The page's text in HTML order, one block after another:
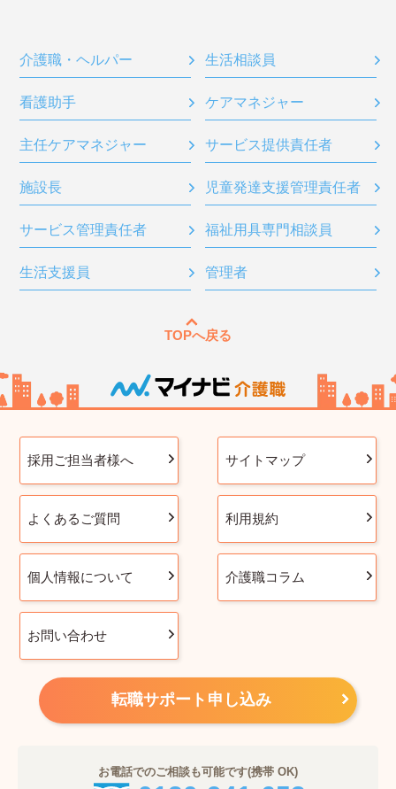
介護職・ヘルパー 生活相談員
看護助手 ケアマネジャー
主任ケアマネジャー サービス提供責任者
施設長 児童発達支援管理責任者
サービス管理責任者 福祉用具専門相談員
生活支援員 管理者
TOPへ戻る
採用ご担当者様へ サイトマップ
よくあるご質問 利用規約
個人情報について 介護職コラム
お問い合わせ
転職サポート申し込み
お電話でのご相談も可能です(携帯 OK)